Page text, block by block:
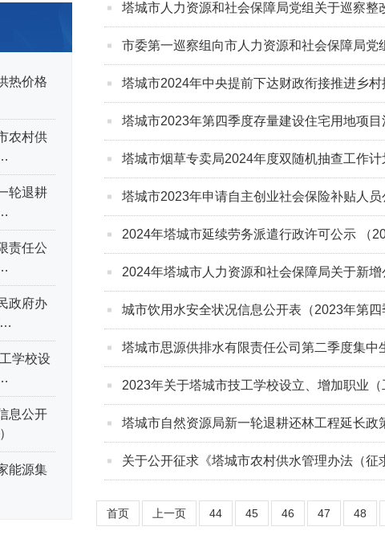
热价格
农村供
轮退耕
责任公
政府办
…
学校设
息公开
能源集
塔城市人力资源和社会保障局党组关于巡察整
市委第一巡察组向市人力资源和社会保障局党
塔城市2024年中央提前下达财政衔接推进乡
塔城市2023年第四季度存量建设住宅用地项目
塔城市烟草专卖局2024年度双随机抽查工作计
塔城市2023年申请自主创业社会保险补贴人员
2024年塔城市延续劳务派遣行政许可公示 （
2024年塔城市人力资源和社会保障局关于新
城市饮用水安全状况信息公开表（2023年第四
塔城市思源供排水有限责任公司第二季度集中
2023年关于塔城市技工学校设立、增加职业
塔城市自然资源局新一轮退耕还林工程延长政
关于公开征求《塔城市农村供水管理办法（征
首页 上一页 44 45 46 47 48